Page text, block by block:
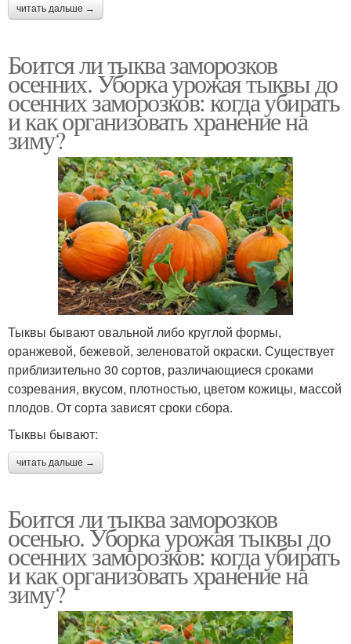
читать дальше →
Боится ли тыква заморозков
осенних. Уборка урожая тыквы до
осенних заморозков: когда убирать
и как организовать хранение на
зиму?
Тыквы бывают овальной либо круглой формы,
оранжевой, бежевой, зеленоватой окраски. Существует
приблизительно 30 сортов, различающиеся сроками
созревания, вкусом, плотностью, цветом кожицы, массой
плодов. От сорта зависят сроки сбора.
Тыквы бывают:
читать дальше →
Боится ли тыква заморозков
осенью. Уборка урожая тыквы до
осенних заморозков: когда убирать
и как организовать хранение на
зиму?